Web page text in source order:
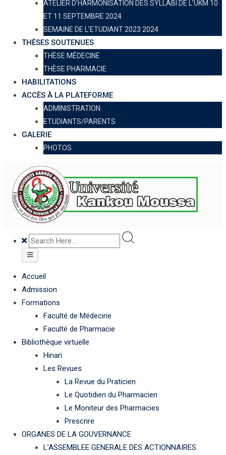
ATELIER D’HARMONISATION DES SYLLABI DE L’UKM 10
ET 11 SEPTEMBRE 2024
SEMAINE DE L’ETUDIANT 2023 2024
THÈSES SOUTENUES
THÈSE MÉDECINE
THÈSE PHARMACIE
HABILITATIONS
ACCÈS À LA PLATEFORME
ADMINISTRATION
ETUDIANTS/PARENTS
GALERIE
PHOTOS
Accueil
Admission
Formations
Faculté de Médecine
Faculté de Pharmacie
Bibliothèque virtuelle
Hinari
Les Revues
La Revue du Praticien
Le Quotidien du Pharmacien
Le Moniteur des Pharmacies
Prescrire
ORGANES DE LA GOUVERNANCE
L’ASSEMBLEE GENERALE DES ACTIONNAIRES